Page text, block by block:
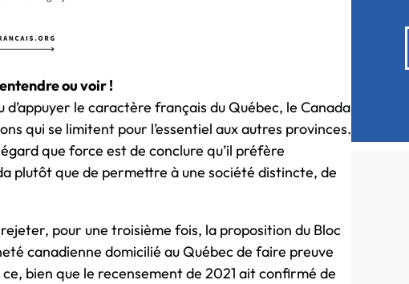
ou voir !
le caractère français du Québec, le Canada
qui se limitent pour l’essentiel aux autres provinces.
que force est de conclure qu’il préfère
plutôt que de permettre à une société distincte, de
pour une troisième fois, la proposition du Bloc
canadienne domicilié au Québec de faire preuve
bien que le recensement de 2021 ait confirmé de